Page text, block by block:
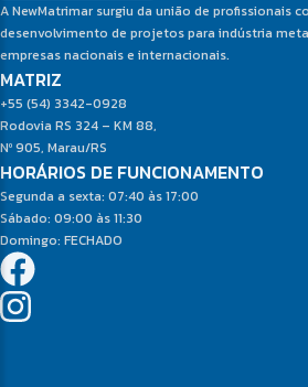
A NewMatrimar surgiu da união de profissionais
desenvolvimento de projetos para indústria
empresas nacionais e internacionais.
MATRIZ
+55 (54) 3342-0928
Rodovia RS 324 – KM 88,
Nº 905, Marau/RS
HORÁRIOS DE FUNCIONAMENTO
Segunda a sexta: 07:40 às 17:00
Sábado: 09:00 às 11:30
Domingo: FECHADO